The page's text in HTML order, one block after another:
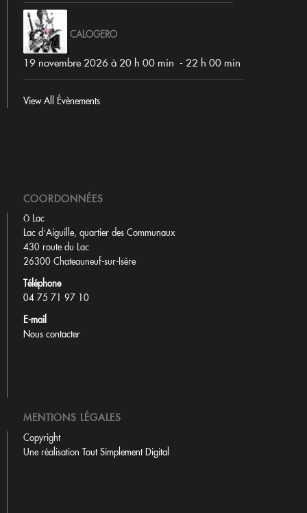
CALOGERO
19 novembre 2026 à 20 h 00 min - 22 h 00 min
View All Évènements
COORDONNÉES
Ō Lac
Lac d’Aiguille, quartier des Communaux
430 route du Lac
26300 Chateauneuf-sur-Isère
Téléphone
04 75 71 97 10
E-mail
Nous contacter
MENTIONS LÉGALES
Copyright
Une réalisation Tout Simplement Digital